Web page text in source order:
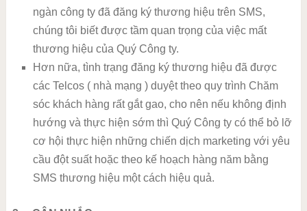
ngàn công ty đã đăng ký thương hiệu trên SMS,
chúng tôi biết được tầm quan trọng của việc mất
thương hiệu của Quý Công ty.
Hơn nữa, tình trạng đăng ký thương hiệu đã được
các Telcos ( nhà mạng ) duyệt theo quy trình Chăm
sóc khách hàng rất gắt gao, cho nên nếu không định
hướng và thực hiện sớm thì Quý Công ty có thể bỏ lỡ
cơ hội thực hiện những chiến dịch marketing với yêu
cầu đột suất hoặc theo kế hoạch hàng năm bằng
SMS thương hiệu một cách hiệu quả.